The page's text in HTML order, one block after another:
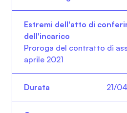
Proroga del contratto di
aprile 2021
21/